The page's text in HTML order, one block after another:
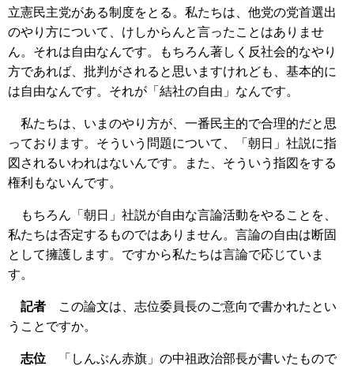
立憲民主党がある制度をとる。私たちは、他党の党首選出
のやり方について、けしからんと言ったことはありませ
ん。それは自由なんです。もちろん著しく反社会的なやり
方であれば、批判がされると思いますけれども、基本的に
は自由なんです。それが「結社の自由」なんです。
私たちは、いまのやり方が、一番民主的で合理的だと思
っております。そういう問題について、「朝日」社説に指
図されるいわれはないんです。また、そういう指図をする
権利もないんです。
もちろん「朝日」社説が自由な言論活動をやることを、
私たちは否定するものではありません。言論の自由は断固
として擁護します。ですから私たちは言論で応じていま
す。
記者 この論文は、志位委員長のご意向で書かれたとい
うことですか。
志位 「しんぶん赤旗」の中祖政治部長が書いたもので